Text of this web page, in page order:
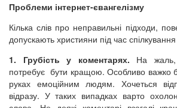
Проблеми інтернет-євангелізму
Кілька слів про неправильні підходи,
допускають християни під час спілкування
1. Грубість у коментарях. На жаль,
потребує бути кращою. Особливо важко
руках емоційним людям. Хочеться
відразу. У таких випадках варто